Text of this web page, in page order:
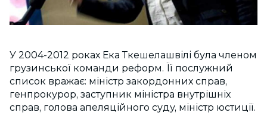
У 2004-2012 роках Ека Ткешелашвілі була членом
грузинської команди реформ. Її послужний
список вражає: міністр закордонних справ,
генпрокурор, заступник міністра внутрішніх
справ, голова апеляційного суду, міністр юстиції.